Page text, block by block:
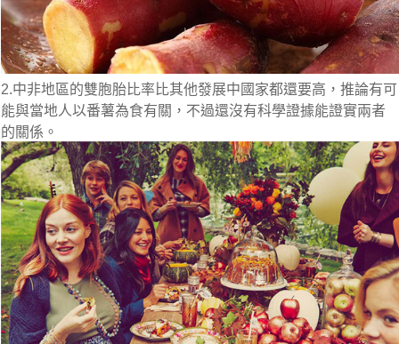
2.中非地區的雙胞胎比率比其他發展中國家都還要高，推論有可
能與當地人以番薯為食有關，不過還沒有科學證據能證實兩者
的關係。